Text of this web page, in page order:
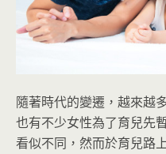
隨著時代的變遷，越來越
也有不少女性為了育兒先
看似不同，然而於育兒路